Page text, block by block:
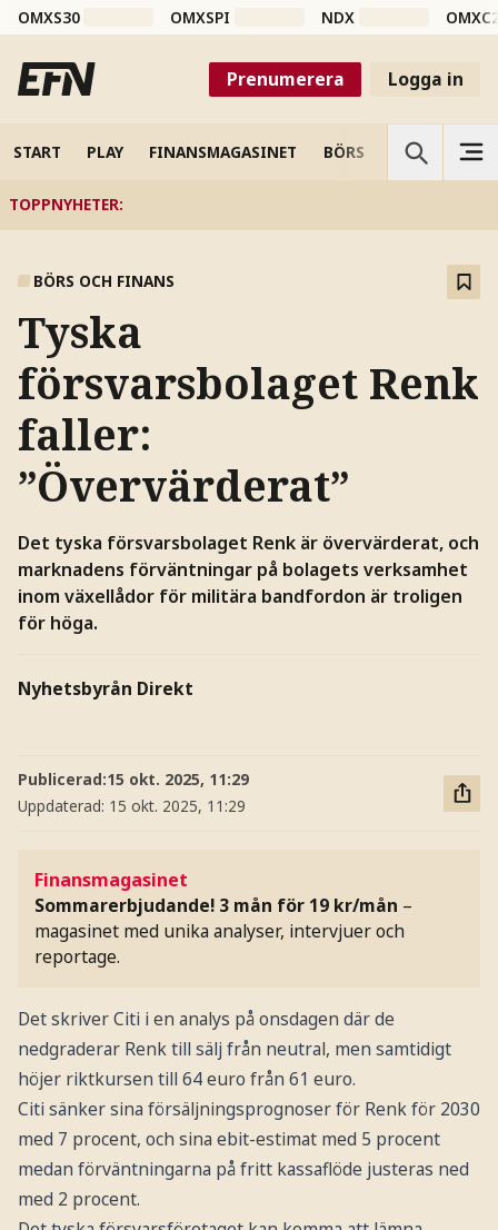
OMXS30 OMXSPI NDX
Prenumerera Logga in
START PLAY FINANSMAGASINET BÖRS VETENSKAP
TOPPNYHETER:
BÖRS OCH FINANS
Tyska
försvarsbolaget Renk
faller:
”Övervärderat”
Det tyska försvarsbolaget Renk är övervärderat, och
marknadens förväntningar på bolagets verksamhet
inom växellådor för militära bandfordon är troligen
för höga.
Nyhetsbyrån Direkt
Publicerad:15 okt. 2025, 11:29
Uppdaterad: 15 okt. 2025, 11:29
Finansmagasinet
Sommarerbjudande! 3 mån för 19 kr/mån –
magasinet med unika analyser, intervjuer och
reportage.
Det skriver Citi i en analys på onsdagen där de
nedgraderar Renk till sälj från neutral, men samtidigt
höjer riktkursen till 64 euro från 61 euro.
Citi sänker sina försäljningsprognoser för Renk för 2030
med 7 procent, och sina ebit-estimat med 5 procent
medan förväntningarna på fritt kassaflöde justeras ned
med 2 procent.